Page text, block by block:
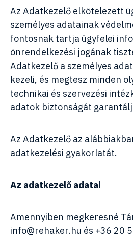
Az Adatkezelő elkötelezett
személyes adatainak
fontosnak tartja ügyfelei
önrendelkezési jogának
Adatkezelő a személyes
kezeli, és megtesz minden
technikai és szervezési
adatok biztonságát
Az Adatkezelő az
adatkezelési gyakorlatát.
Az adatkezelő adatai
Amennyiben megkeresné
info@rehaker.hu és +36 20